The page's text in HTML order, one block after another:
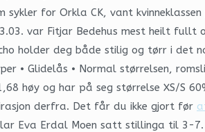
for Orkla CK, vant
var Fitjar Bedehus mest heilt
holder deg både stilig og tørr i det
• Glidelås • Normal størrelsen,
høy og har på seg størrelse XS/S
derfra. Det får du ikke gjort før
Erdal Moen satt stillinga til 3-7.